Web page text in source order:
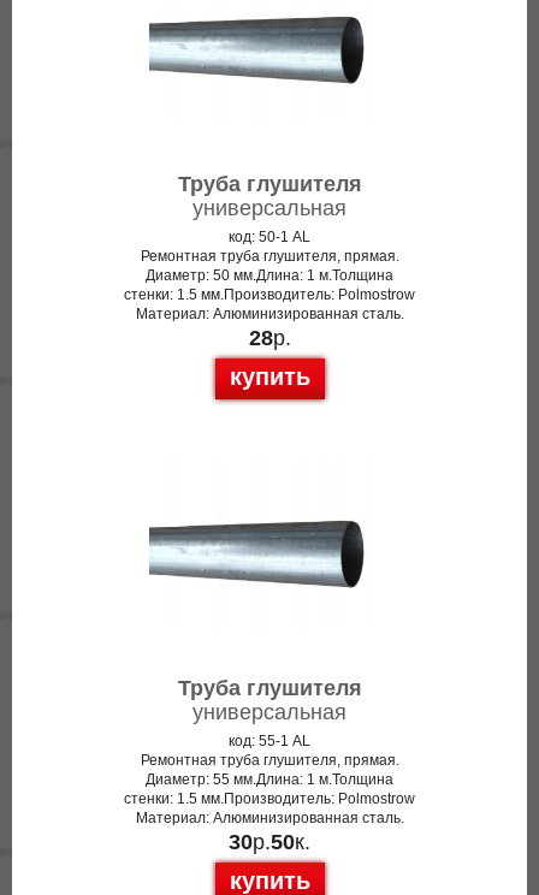
Труба глушителя
универсальная
код: 50-1 AL
Ремонтная труба глушителя, прямая.
Диаметр: 50 мм.Длина: 1 м.Толщина
стенки: 1.5 мм.Производитель: Polmostrow
Материал: Алюминизированная сталь.
28р.
купить
Труба глушителя
универсальная
код: 55-1 AL
Ремонтная труба глушителя, прямая.
Диаметр: 55 мм.Длина: 1 м.Толщина
стенки: 1.5 мм.Производитель: Polmostrow
Материал: Алюминизированная сталь.
30р.50к.
купить